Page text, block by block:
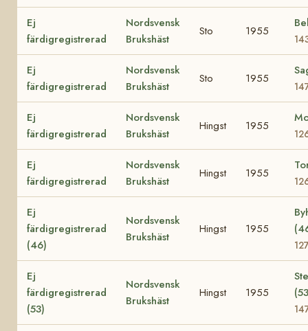
Ej
färdigregistrerad
Nordsvensk
Brukshäst
Sto 1955
Ej
färdigregistrerad
Nordsvensk
Brukshäst
Sto 1955
Ej
färdigregistrerad
Nordsvensk
Brukshäst
Hingst 1955
Ej
färdigregistrerad
Nordsvensk
Brukshäst
Hingst 1955
Ej
färdigregistrerad
(46)
Nordsvensk
Brukshäst
Hingst 1955
Ej
färdigregistrerad
(53)
Nordsvensk
Brukshäst
Hingst 1955